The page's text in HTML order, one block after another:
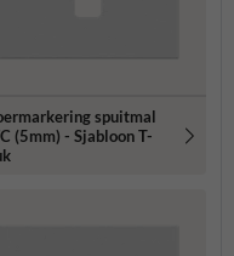
spuitmal
(5mm) - Sjabloon T-